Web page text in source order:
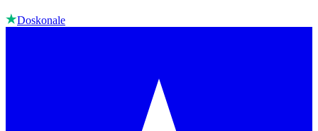
Doskonale